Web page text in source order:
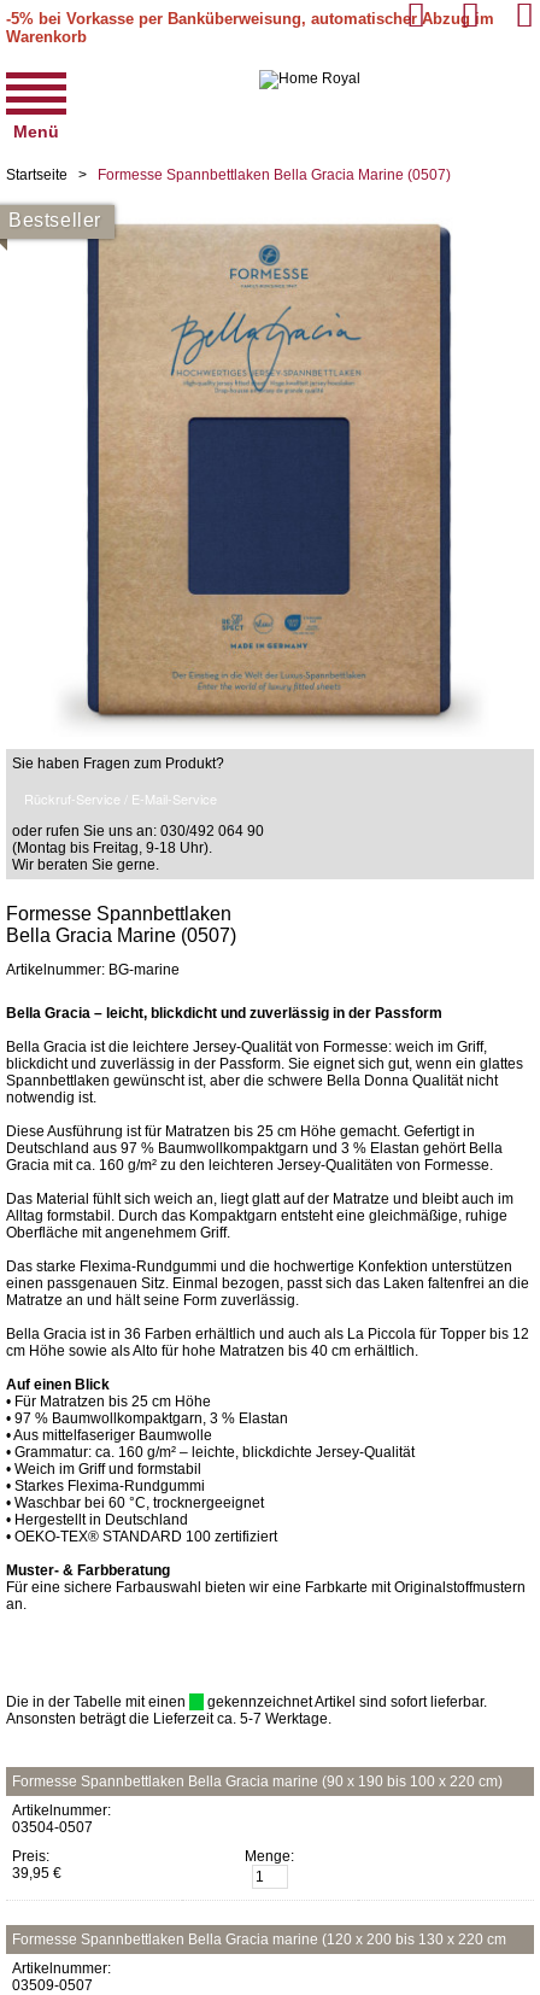
-5% bei Vorkasse per Banküberweisung, automatischer Abzug im
Warenkorb
Menü
Startseite > Formesse Spannbettlaken Bella Gracia Marine (0507)
Bestseller
Sie haben Fragen zum Produkt?
Rückruf-Service / E-Mail-Service
oder rufen Sie uns an: 030/492 064 90
(Montag bis Freitag, 9-18 Uhr).
Wir beraten Sie gerne.
Formesse Spannbettlaken
Bella Gracia Marine (0507)
Artikelnummer: BG-marine
Bella Gracia – leicht, blickdicht und zuverlässig in der Passform
Bella Gracia ist die leichtere Jersey-Qualität von Formesse: weich im Griff,
blickdicht und zuverlässig in der Passform. Sie eignet sich gut, wenn ein glattes
Spannbettlaken gewünscht ist, aber die schwere Bella Donna Qualität nicht
notwendig ist.
Diese Ausführung ist für Matratzen bis 25 cm Höhe gemacht. Gefertigt in
Deutschland aus 97 % Baumwollkompaktgarn und 3 % Elastan gehört Bella
Gracia mit ca. 160 g/m² zu den leichteren Jersey-Qualitäten von Formesse.
Das Material fühlt sich weich an, liegt glatt auf der Matratze und bleibt auch im
Alltag formstabil. Durch das Kompaktgarn entsteht eine gleichmäßige, ruhige
Oberfläche mit angenehmem Griff.
Das starke Flexima-Rundgummi und die hochwertige Konfektion unterstützen
einen passgenauen Sitz. Einmal bezogen, passt sich das Laken faltenfrei an die
Matratze an und hält seine Form zuverlässig.
Bella Gracia ist in 36 Farben erhältlich und auch als La Piccola für Topper bis 12
cm Höhe sowie als Alto für hohe Matratzen bis 40 cm erhältlich.
Auf einen Blick
• Für Matratzen bis 25 cm Höhe
• 97 % Baumwollkompaktgarn, 3 % Elastan
• Aus mittelfaseriger Baumwolle
• Grammatur: ca. 160 g/m² – leichte, blickdichte Jersey-Qualität
• Weich im Griff und formstabil
• Starkes Flexima-Rundgummi
• Waschbar bei 60 °C, trocknergeeignet
• Hergestellt in Deutschland
• OEKO-TEX® STANDARD 100 zertifiziert
Muster- & Farbberatung
Für eine sichere Farbauswahl bieten wir eine Farbkarte mit Originalstoffmustern
an.
Die in der Tabelle mit einen
gekennzeichnet Artikel sind sofort lieferbar.
Ansonsten beträgt die Lieferzeit ca. 5-7 Werktage.
Formesse Spannbettlaken Bella Gracia marine (90 x 190 bis 100 x 220 cm)
Artikelnummer:
03504-0507
Preis:
39,95 €
Menge:
Formesse Spannbettlaken Bella Gracia marine (120 x 200 bis 130 x 220 cm
Artikelnummer:
03509-0507